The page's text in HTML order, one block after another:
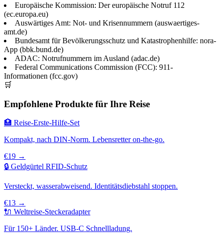
Europäische Kommission: Der europäische Notruf 112
(ec.europa.eu)
Auswärtiges Amt: Not- und Krisennummern (auswaertiges-
amt.de)
Bundesamt für Bevölkerungsschutz und Katastrophenhilfe: nora-
App (bbk.bund.de)
ADAC: Notrufnummern im Ausland (adac.de)
Federal Communications Commission (FCC): 911-
Informationen (fcc.gov)
🛒
Empfohlene Produkte für Ihre Reise
🏥 Reise-Erste-Hilfe-Set
Kompakt, nach DIN-Norm. Lebensretter on-the-go.
€19 →
🔒 Geldgürtel RFID-Schutz
Versteckt, wasserabweisend. Identitätsdiebstahl stoppen.
€13 →
🔌 Weltreise-Steckeradapter
Für 150+ Länder. USB-C Schnellladung.